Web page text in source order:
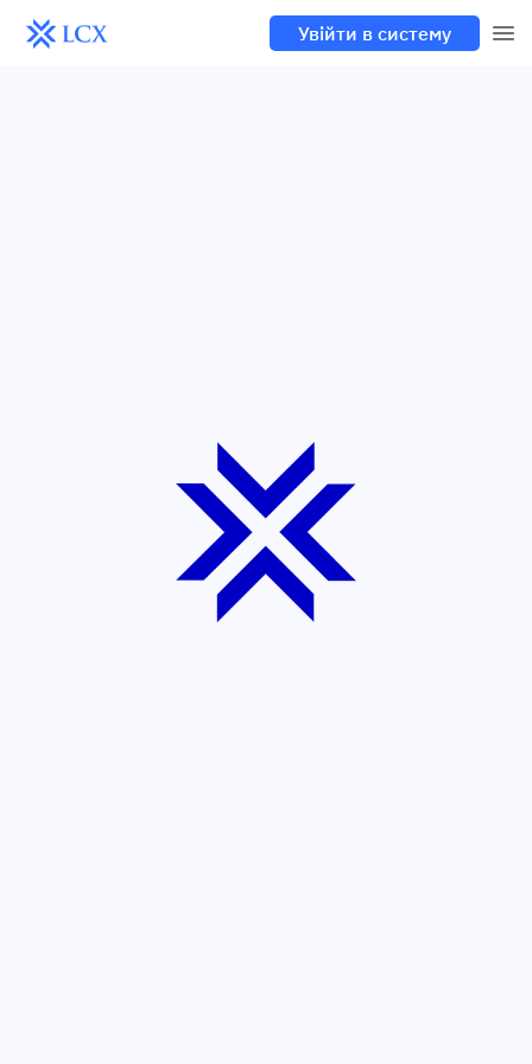
Увійти в систему